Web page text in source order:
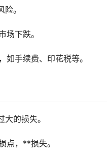
。
场下跌。
手续费、印花税等。
的损失。
点，**损失。